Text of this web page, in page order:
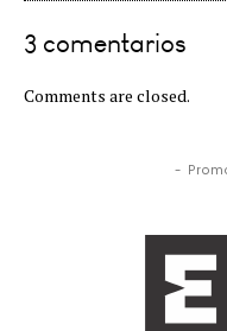
3 comentarios
Comments are closed.
-